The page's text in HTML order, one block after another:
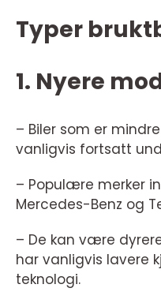
Typer
1. Nyere
– Biler som er
vanligvis fortsatt
– Populære merker
Mercedes-Benz og
– De kan være
har vanligvis lavere
teknologi.